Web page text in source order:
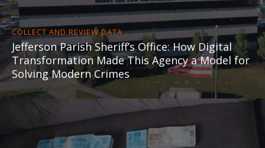
COLLECT AND REVIEW DATA
Jefferson Parish Sheriff’s Office: How Digital
Transformation Made This Agency a Model for
Solving Modern Crimes